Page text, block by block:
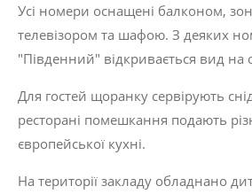
Усі номери оснащені балконом,
телевізором та шафою. З деяких
"Південний" відкривається вид на
Для гостей щоранку сервірують
ресторані помешкання подають
європейської кухні.
На території закладу обладнано